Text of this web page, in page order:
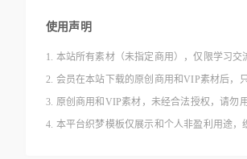
使用声明
1. 本站所有素材（未指定商用），仅限学习交
2. 会员在本站下载的原创商用和VIP素材后，
3. 原创商用和VIP素材，未经合法授权，请勿
4. 本平台织梦模板仅展示和个人非盈利用途，